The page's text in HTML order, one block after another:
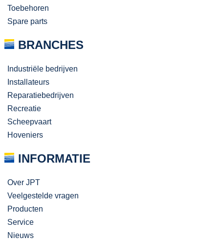
Toebehoren
Spare parts
BRANCHES
Industriële bedrijven
Installateurs
Reparatiebedrijven
Recreatie
Scheepvaart
Hoveniers
INFORMATIE
Over JPT
Veelgestelde vragen
Producten
Service
Nieuws